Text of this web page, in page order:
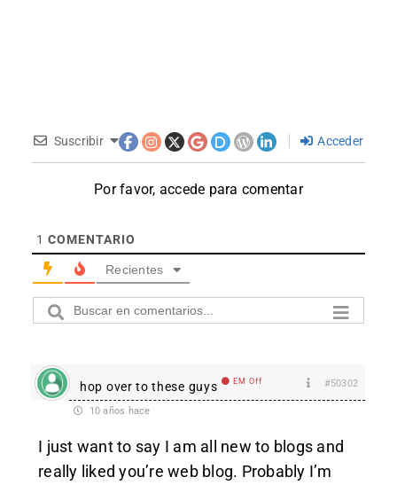
Suscribir Acceder
Por favor, accede para comentar
1 COMENTARIO
Recientes
hop over to these guys EM Off #50302
10 años hace
I just want to say I am all new to blogs and
really liked you’re web blog. Probably I’m